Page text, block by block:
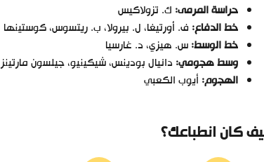
حراسة المرمى: ك. تزولاكيس
خط الدفاع:ف. أورتيغا، ل. بيرولا، ب. ريتسوس، كوستينها
خط الوسط:س. هيزي، د. غارسيا
وسط هجومي:دانيال بودينس، شيكينيو، جيلسون مارتينز
الهجوم: أيوب الكعبي
كان انطباعك؟